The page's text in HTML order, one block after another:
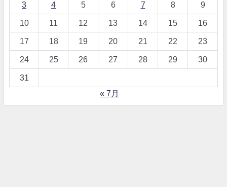
3 4 5 6 7 8 9
10 11 12 13 14 15 16
17 18 19 20 21 22 23
24 25 26 27 28 29 30
31
« 7月